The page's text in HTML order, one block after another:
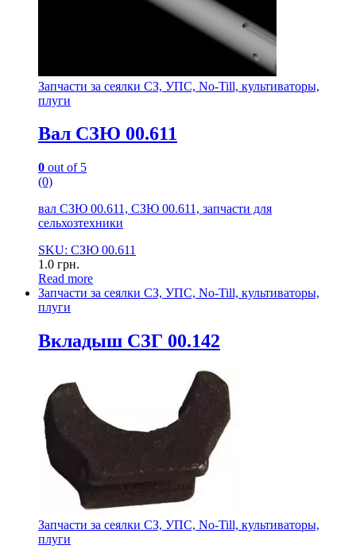
Запчасти за сеялки СЗ, УПС, No-Till, культиваторы,
плуги
Вал СЗЮ 00.611
0 out of 5
(0)
вал СЗЮ 00.611, СЗЮ 00.611, запчасти для
сельхозтехники
SKU: СЗЮ 00.611
1.0 грн.
Read more
Запчасти за сеялки СЗ, УПС, No-Till, культиваторы,
плуги
Вкладыш СЗГ 00.142
Запчасти за сеялки СЗ, УПС, No-Till, культиваторы,
плуги